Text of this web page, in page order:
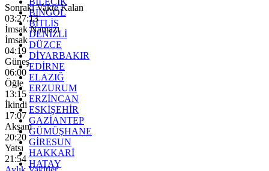
BİNGÖL
BİTLİS
DENİZLİ
DÜZCE
DİYARBAKIR
EDİRNE
ELAZIĞ
ERZURUM
ERZİNCAN
ESKİŞEHİR
GAZİANTEP
GÜMÜŞHANE
GİRESUN
HAKKARİ
HATAY
Sonraki Vakte Kalan
03:27:11
İmsak Namazı
İmsak
04:19
Güneş
06:00
Öğle
13:15
İkindi
17:07
Akşam
20:20
Yatsı
21:54